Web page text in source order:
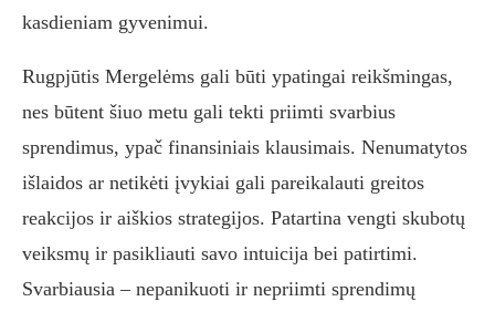
kasdieniam gyvenimui.
Rugpjūtis Mergelėms gali būti ypatingai reikšmingas,
nes būtent šiuo metu gali tekti priimti svarbius
sprendimus, ypač finansiniais klausimais. Nenumatytos
išlaidos ar netikėti įvykiai gali pareikalauti greitos
reakcijos ir aiškios strategijos. Patartina vengti skubotų
veiksmų ir pasikliauti savo intuicija bei patirtimi.
Svarbiausia – nepanikuoti ir nepriimti sprendimų